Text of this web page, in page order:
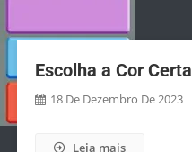
Escolha a Cor Certa
18 De Dezembro De 2023
Leia mais